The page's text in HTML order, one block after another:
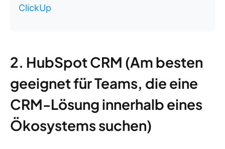
ClickUp
2. HubSpot CRM (Am besten
geeignet für Teams, die eine
CRM-Lösung innerhalb eines
Ökosystems suchen)